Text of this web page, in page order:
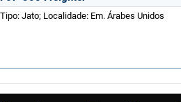
Jato; Localidade: Em. Árabes Unidos